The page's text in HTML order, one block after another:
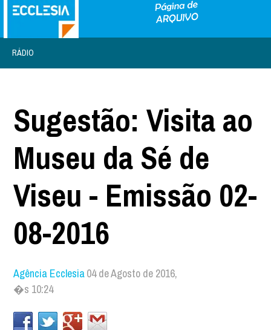
RÁDIO
Sugestão: Visita ao
Museu da Sé de
Viseu - Emissão 02-
08-2016
Agência Ecclesia04 de Agosto de 2016,
�s 10:24